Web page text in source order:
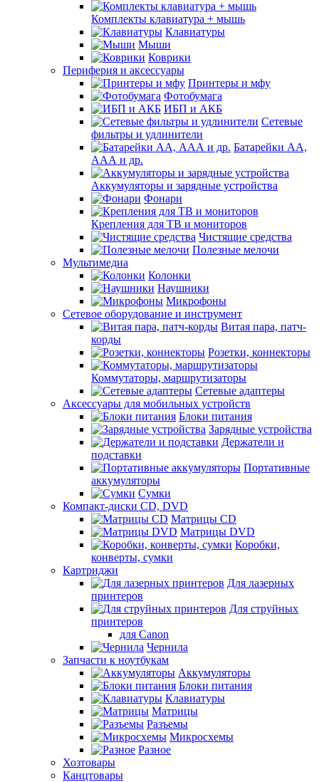
Комплекты клавиатура + мышь
Клавиатуры
Мыши
Коврики
Периферия и аксессуары
Принтеры и мфу
Фотобумага
ИБП и АКБ
Сетевые
фильтры и удлинители
Батарейки АА,
ААА и др.
Аккумуляторы и зарядные устройства
Фонари
Крепления для ТВ и мониторов
Чистящие средства
Полезные мелочи
Мультимедиа
Колонки
Наушники
Микрофоны
Сетевое оборудование и инструмент
Витая пара, патч-
корды
Розетки, коннекторы
Коммутаторы, маршрутизаторы
Сетевые адаптеры
Аксессуары для мобильных устройств
Блоки питания
Зарядные устройства
Держатели и
подставки
Портативные
аккумуляторы
Сумки
Компакт-диски CD, DVD
Матрицы CD
Матрицы DVD
Коробки,
конверты, сумки
Картриджи
Для лазерных
принтеров
Для струйных
принтеров
для Canon
Чернила
Запчасти к ноутбукам
Аккумуляторы
Блоки питания
Клавиатуры
Матрицы
Разъемы
Микросхемы
Разное
Хозтовары
Канцтовары